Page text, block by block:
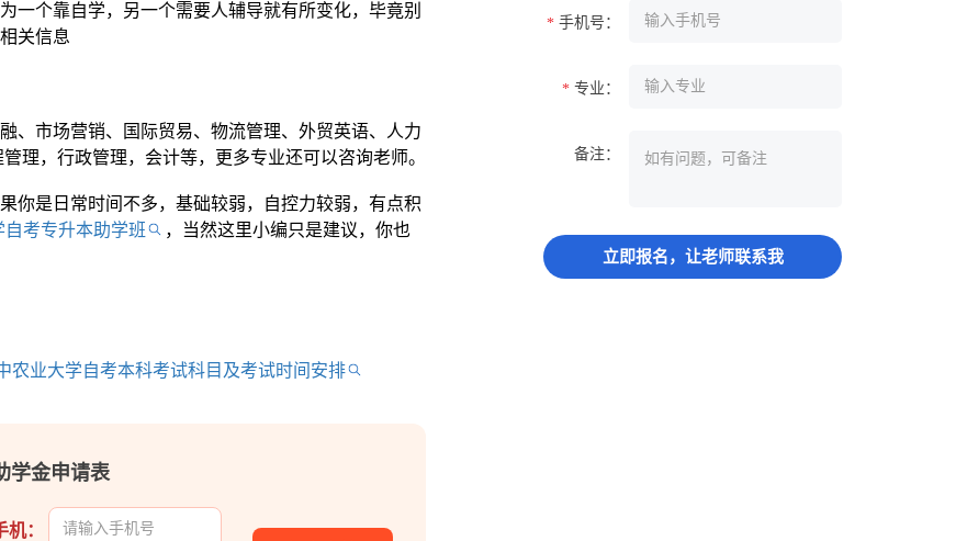
一个靠自学，另一个需要人辅导就有所变化，毕竟别
关信息
、市场营销、国际贸易、物流管理、外贸英语、人力
理，行政管理，会计等，更多专业还可以咨询老师。
你是日常时间不多，基础较弱，自控力较弱，有点积
考专升本助学班
，当然这里小编只是建议，你也
农业大学自考本科考试科目及考试时间安排
学金申请表
机：
* 手机号：
* 专业：
备注：